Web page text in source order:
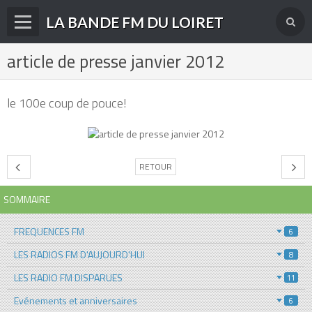
LA BANDE FM DU LOIRET
Accueil
radios disparues
La radio en DAB+
archives
derniéres infos
Livre d'or du site
Contact
article de presse janvier 2012
le 100e coup de pouce!
RETOUR
SOMMAIRE
FREQUENCES FM 6
LES RADIOS FM D'AUJOURD'HUI 8
LES RADIO FM DISPARUES 11
Evénements et anniversaires 6